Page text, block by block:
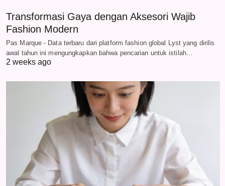
Transformasi Gaya dengan Aksesori Wajib
Fashion Modern
Pas Marque - Data terbaru dari platform fashion global Lyst yang dirilis
awal tahun ini mengungkapkan bahwa pencarian untuk istilah…
2 weeks ago